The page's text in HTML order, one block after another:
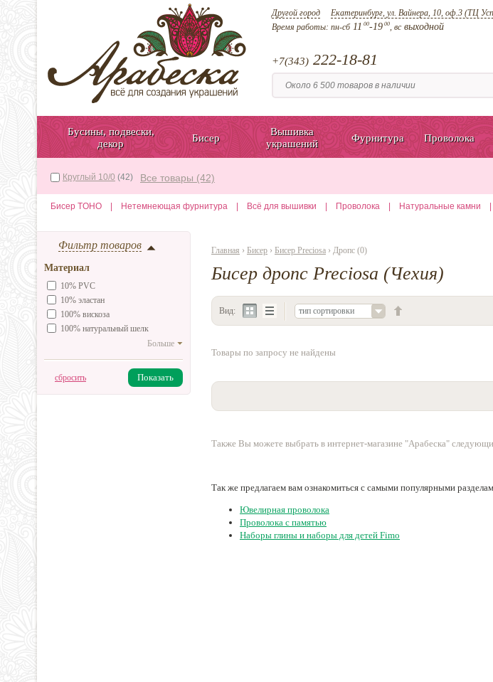
Другой город Екатеринбург, ул. Вайнера, 10, оф.3 (ТЦ
Время работы: пн-сб11 00-19 00, всвыходной
+7(343) 222-18-81
Бусины, подвески,
декор
Бисер
Вышивка
украшений
Фурнитура Проволока
Круглый 10/0 (42) Все товары (42)
Бисер TOHO Нетемнеющая фурнитура Всё для вышивки Проволока Натуральные камни
Фильтр товаров
Материал
10% PVC
10% эластан
100% вискоза
100% натуральный шелк
Больше
сбросить Показать
Главная › Бисер › Бисер Preciosa › Дропс (0)
Бисер дропс Preciosa (Чехия)
Вид: тип сортировки
Товары по запросу не найдены
Также Вы можете выбрать в интернет-магазине "Арабеска"
Так же предлагаем вам ознакомиться с самыми популярными
Ювелирная проволока
Проволока с памятью
Наборы глины и наборы для детей Fimo